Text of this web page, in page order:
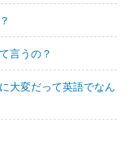
言うの？
大変だって英語でなん